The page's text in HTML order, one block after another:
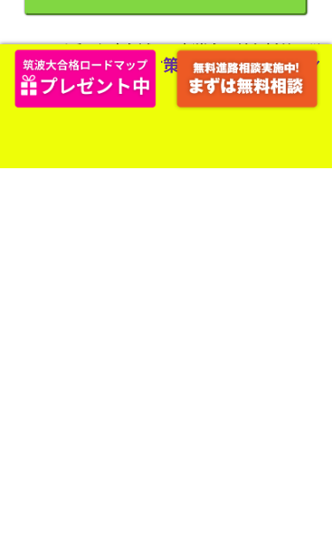
＼PR／令和7年度入試から新導入！情報対策を徹
底解説します！
予約する際はタップしてみて！